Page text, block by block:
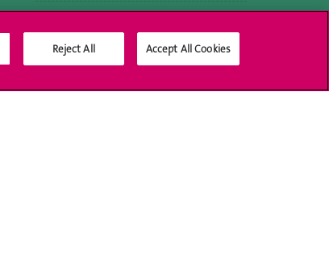
Médias sociaux UNIGE
Reject All Accept All Cookies